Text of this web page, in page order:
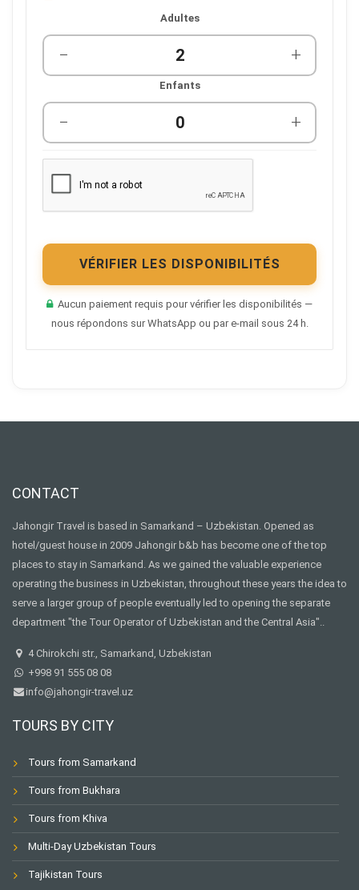
Adultes
− +
Enfants
− +
VÉRIFIER LES DISPONIBILITÉS
Aucun paiement requis pour vérifier les disponibilités —
nous répondons sur WhatsApp ou par e-mail sous 24 h.
CONTACT
Jahongir Travel is based in Samarkand – Uzbekistan. Opened as
hotel/guest house in 2009 Jahongir b&b has become one of the top
places to stay in Samarkand. As we gained the valuable experience
operating the business in Uzbekistan, throughout these years the idea to
serve a larger group of people eventually led to opening the separate
department "the Tour Operator of Uzbekistan and the Central Asia"..
4 Chirokchi str., Samarkand, Uzbekistan
+998 91 555 08 08
info@jahongir-travel.uz
TOURS BY CITY
Tours from Samarkand
Tours from Bukhara
Tours from Khiva
Multi-Day Uzbekistan Tours
Tajikistan Tours